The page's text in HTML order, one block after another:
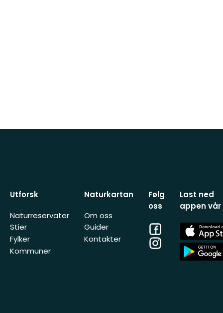
Utforsk
Naturreservater
Stier
Fylker
Kommuner
Naturkartan
Om oss
Guider
Kontakter
Følg
oss
Facebook
Instagram
Last ned
appen vår
App
Store
App
Store